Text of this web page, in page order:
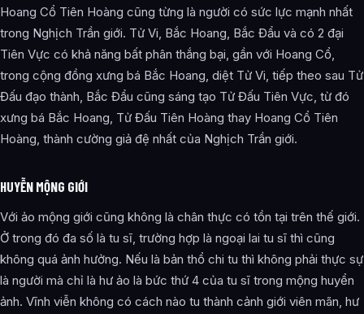
Hoang Cổ Tiên Hoàng cũng từng là người có sức lực mạnh nhất
trong Nghịch Trần giới. Tử Vi, Bắc Hoang, Bắc Đẩu và có 2 đại
Tiên Vực có khả năng bất phân thắng bại, gần với Hoang Cổ,
trong cộng đồng xưng bá Bắc Hoang, diệt Tử Vi, tiếp theo sau Tử
Đấu đạo thành, Bắc Đẩu cũng sáng tạo Tử Đấu Tiên Vực, từ đó
xưng bá Bắc Hoang, Tử Đấu Tiên Hoàng thay Hoang Cổ Tiên
Hoàng, thành cường giả đệ nhất của Nghịch Trần giới.
HUYỄN MỘNG GIỚI
Với ảo mộng giới cũng không là chân thực có tồn tại trên thế giới.
Ở trong đó đa số là tu sĩ, trường hợp là ngoại lai tu sĩ thì cũng
không quá ảnh hưởng. Nếu là bản thổ chi tu thì không phải thực sự
là người mà chỉ là hư ảo là bức thứ 4 của tu sĩ trong mộng huyển
ảnh. Vĩnh viễn không có cách nào tu thành cảnh giới viên mãn, hư